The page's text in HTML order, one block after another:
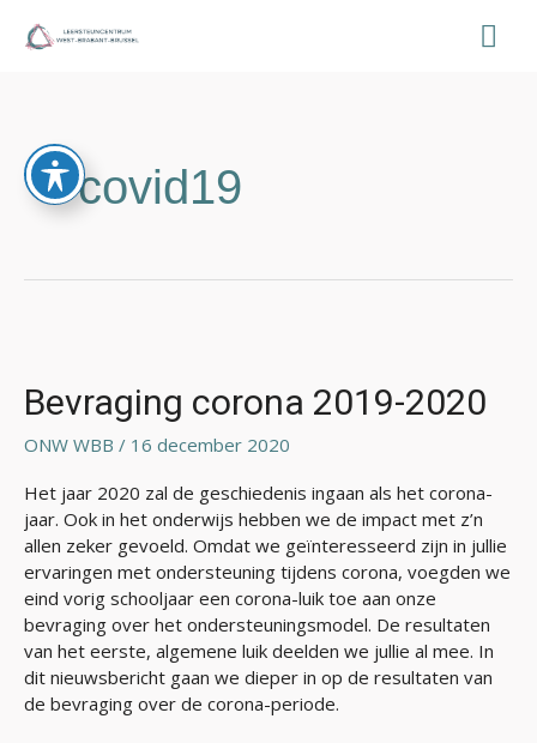
naar
covid19
Bevraging corona 2019-2020
ONW WBB / 16 december 2020
Het jaar 2020 zal de geschiedenis ingaan als het corona-
jaar. Ook in het onderwijs hebben we de impact met z’n
allen zeker gevoeld. Omdat we geïnteresseerd zijn in jullie
ervaringen met ondersteuning tijdens corona, voegden we
eind vorig schooljaar een corona-luik toe aan onze
bevraging over het ondersteuningsmodel. De resultaten
van het eerste, algemene luik deelden we jullie al mee. In
dit nieuwsbericht gaan we dieper in op de resultaten van
de bevraging over de corona-periode.
2019-
2020